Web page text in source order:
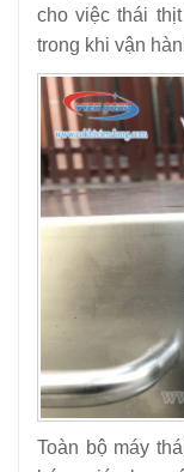
cho việc thái
trong khi vận
Toàn bộ máy